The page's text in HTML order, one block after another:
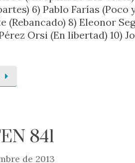
6) Pablo Farías (Poco
(Rebancado) 8) Eleonor
Orsi (En libertad) 10)
841
de 2013